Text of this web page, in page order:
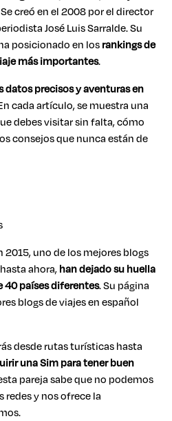
creó en el 2008 por el director
José Luis Sarralde. Su
posicionado en losrankings de
más importantes.
datos precisos y aventuras en
cada artículo, se muestra una
debes visitar sin falta, cómo
consejos que nunca están de
2015, uno de los mejores blogs
ahora,han dejado su huella
40 países diferentes. Su página
blogs de viajes en español
desde rutas turísticas hasta
una Sim para tener buen
pareja sabe que no podemos
redes y nos ofrece la